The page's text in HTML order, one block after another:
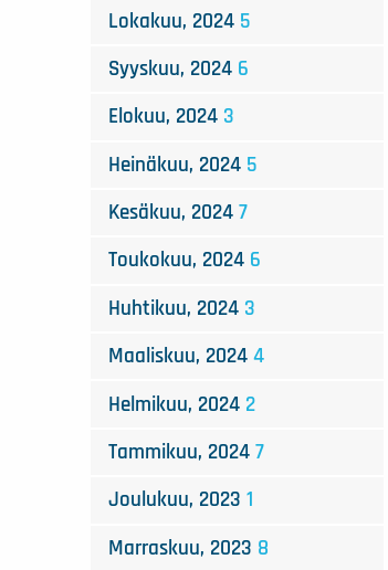
Lokakuu, 2024 5
Syyskuu, 2024 6
Elokuu, 2024 3
Heinäkuu, 2024 5
Kesäkuu, 2024 7
Toukokuu, 2024 6
Huhtikuu, 2024 3
Maaliskuu, 2024 4
Helmikuu, 2024 2
Tammikuu, 2024 7
Joulukuu, 2023 1
Marraskuu, 2023 8